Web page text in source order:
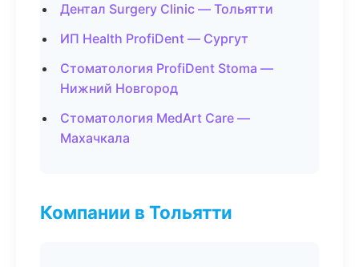
Дентал Surgery Clinic — Тольятти
ИП Health ProfiDent — Сургут
Стоматология ProfiDent Stoma —
Нижний Новгород
Стоматология MedArt Care —
Махачкала
Компании в Тольятти